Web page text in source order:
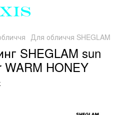
Для обличчя SHEGLAM
SHEGLAM sun
WARM HONEY